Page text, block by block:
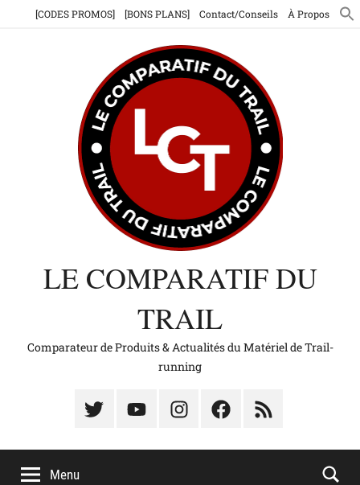
[CODES PROMOS] [BONS PLANS] Contact/Conseils À Propos
LE COMPARATIF DU
TRAIL
Comparateur de Produits & Actualités du Matériel de Trail-
running
Élément
menu
Élément
menu
Élément
menu
Élément
menu
Élément
menu
Menu